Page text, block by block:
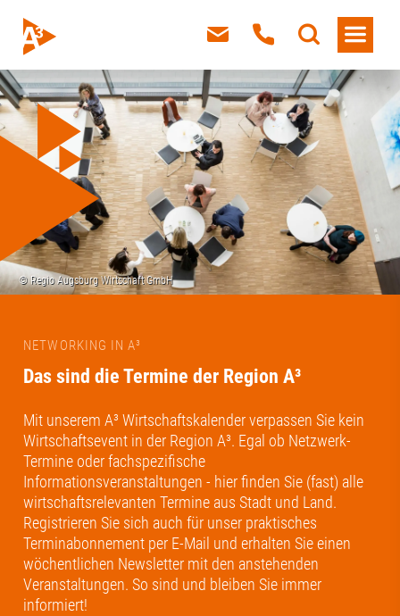
NETWORKING IN A³
Das sind die Termine der Region A³
Mit unserem A³ Wirtschaftskalender verpassen Sie kein
Wirtschaftsevent in der Region A³. Egal ob Netzwerk-
Termine oder fachspezifische
Informationsveranstaltungen - hier finden Sie (fast) alle
wirtschaftsrelevanten Termine aus Stadt und Land.
Registrieren Sie sich auch für unser praktisches
Terminabonnement per E-Mail und erhalten Sie einen
wöchentlichen Newsletter mit den anstehenden
Veranstaltungen. So sind und bleiben Sie immer
informiert!